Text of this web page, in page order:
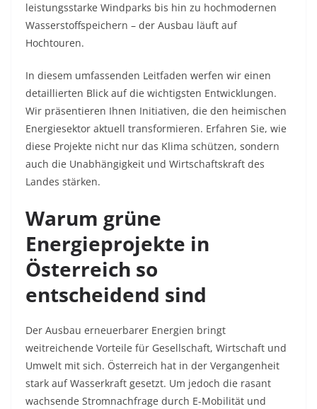
leistungsstarke Windparks bis hin zu hochmodernen
Wasserstoffspeichern – der Ausbau läuft auf
Hochtouren.
In diesem umfassenden Leitfaden werfen wir einen
detaillierten Blick auf die wichtigsten Entwicklungen.
Wir präsentieren Ihnen Initiativen, die den heimischen
Energiesektor aktuell transformieren. Erfahren Sie, wie
diese Projekte nicht nur das Klima schützen, sondern
auch die Unabhängigkeit und Wirtschaftskraft des
Landes stärken.
Warum grüne
Energieprojekte in
Österreich so
entscheidend sind
Der Ausbau erneuerbarer Energien bringt
weitreichende Vorteile für Gesellschaft, Wirtschaft und
Umwelt mit sich. Österreich hat in der Vergangenheit
stark auf Wasserkraft gesetzt. Um jedoch die rasant
wachsende Stromnachfrage durch E-Mobilität und